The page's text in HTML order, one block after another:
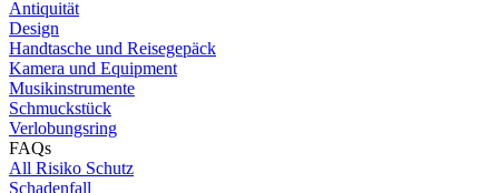
Antiquität
Design
Handtasche und Reisegepäck
Kamera und Equipment
Musikinstrumente
Schmuckstück
Verlobungsring
FAQs
All Risiko Schutz
Schadenfall